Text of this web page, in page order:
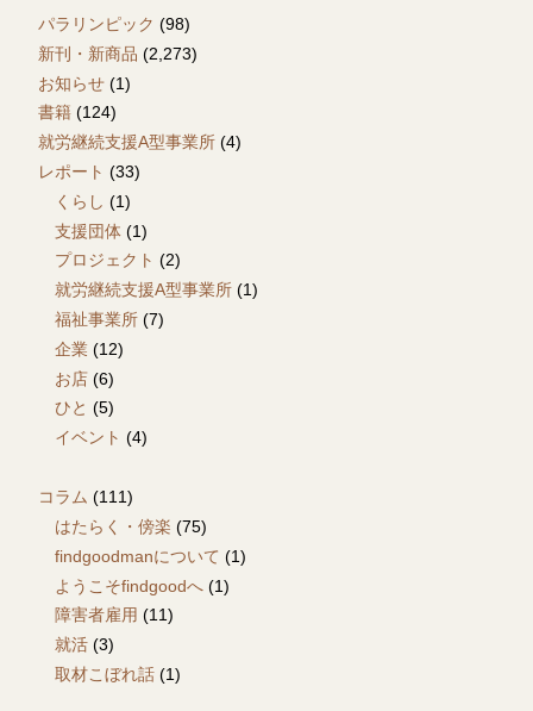
パラリンピック (98)
新刊・新商品 (2,273)
お知らせ (1)
書籍 (124)
就労継続支援A型事業所 (4)
レポート (33)
くらし (1)
支援団体 (1)
プロジェクト (2)
就労継続支援A型事業所 (1)
福祉事業所 (7)
企業 (12)
お店 (6)
ひと (5)
イベント (4)
コラム (111)
はたらく・傍楽 (75)
findgoodmanについて (1)
ようこそfindgoodへ (1)
障害者雇用 (11)
就活 (3)
取材こぼれ話 (1)